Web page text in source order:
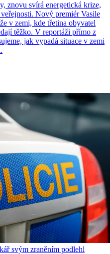
znovu svírá energetická krize,
Nový premiér Vasile
v zemi, kde třetina obyvatel
těžko. V reportáži přímo z
jak vypadá situace v zemi
svým zraněním podlehl